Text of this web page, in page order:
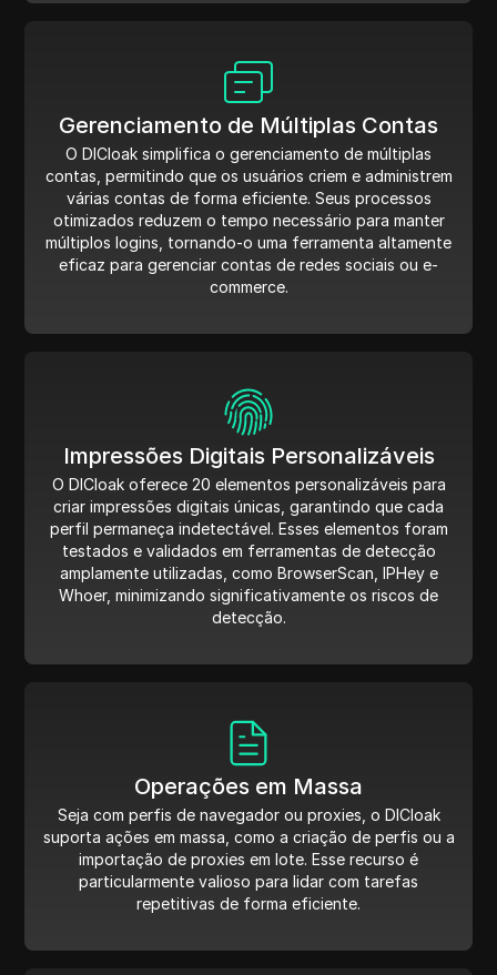
Gerenciamento de Múltiplas Contas
O DICloak simplifica o gerenciamento de múltiplas
contas, permitindo que os usuários criem e administrem
várias contas de forma eficiente. Seus processos
otimizados reduzem o tempo necessário para manter
múltiplos logins, tornando-o uma ferramenta altamente
eficaz para gerenciar contas de redes sociais ou e-
commerce.
Impressões Digitais Personalizáveis
O DICloak oferece 20 elementos personalizáveis para
criar impressões digitais únicas, garantindo que cada
perfil permaneça indetectável. Esses elementos foram
testados e validados em ferramentas de detecção
amplamente utilizadas, como BrowserScan, IPHey e
Whoer, minimizando significativamente os riscos de
detecção.
Operações em Massa
Seja com perfis de navegador ou proxies, o DICloak
suporta ações em massa, como a criação de perfis ou a
importação de proxies em lote. Esse recurso é
particularmente valioso para lidar com tarefas
repetitivas de forma eficiente.